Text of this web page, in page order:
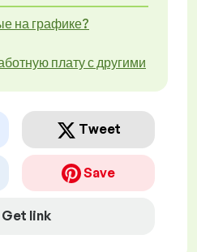
на графике?
плату с другими
Tweet
Save
Get link